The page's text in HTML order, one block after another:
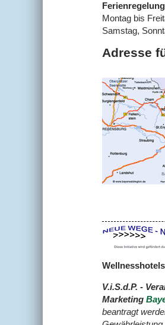
Montag bis
Samstag,
Adresse
Wellnesshotels
V.i.S.d.P. -
Marketing
beantragt